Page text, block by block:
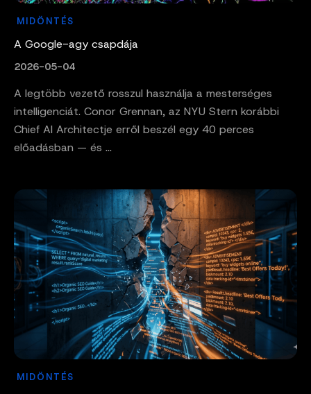
MIDÖNTÉS
A Google-agy csapdája
2026-05-04
A legtöbb vezető rosszul használja a mesterséges
intelligenciát. Conor Grennan, az NYU Stern korábbi
Chief AI Architectje erről beszél egy 40 perces
előadásban — és ...
MIDÖNTÉS